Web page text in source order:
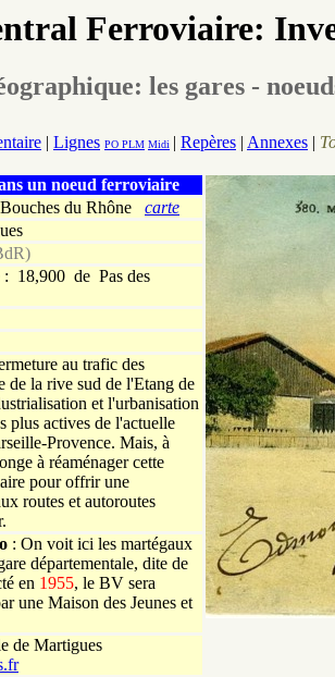
Ferroviaire:
les gares -
| Lignes PO PLM Midi | Repères | Annexes |
un noeud ferroviaire
du Rhône carte
: 18,900 de Pas des
au trafic des
de la rive sud de l'Etang de
et l'urbanisation
plus actives de l'actuelle
Provence. Mais, à
à réaménager cette
pour offrir une
routes et autoroutes
: On voit ici les martégaux
départementale, dite de
en 1955, le BV sera
une Maison des Jeunes et
de Martigues